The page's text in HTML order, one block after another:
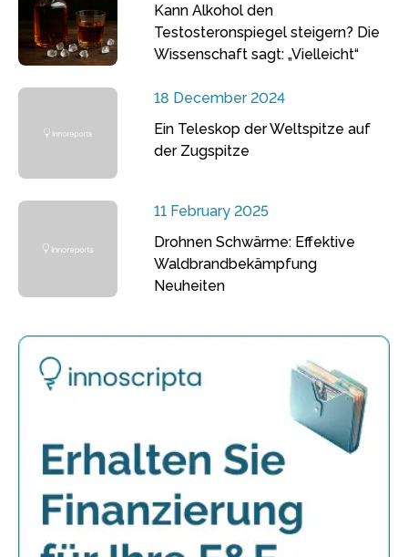
Kann Alkohol den
Testosteronspiegel steigern? Die
Wissenschaft sagt: „Vielleicht“
18 December 2024
Ein Teleskop der Weltspitze auf
der Zugspitze
11 February 2025
Drohnen Schwärme: Effektive
Waldbrandbekämpfung
Neuheiten